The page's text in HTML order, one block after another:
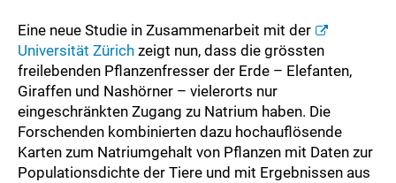
Eine neue Studie in Zusammenarbeit mit der
Universität Zürich zeigt nun, dass die grössten
freilebenden Pflanzenfresser der Erde – Elefanten,
Giraffen und Nashörner – vielerorts nur
eingeschränkten Zugang zu Natrium haben. Die
Forschenden kombinierten dazu hochauflösende
Karten zum Natriumgehalt von Pflanzen mit Daten zur
Populationsdichte der Tiere und mit Ergebnissen aus